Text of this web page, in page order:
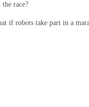
race?
if robots take part in a